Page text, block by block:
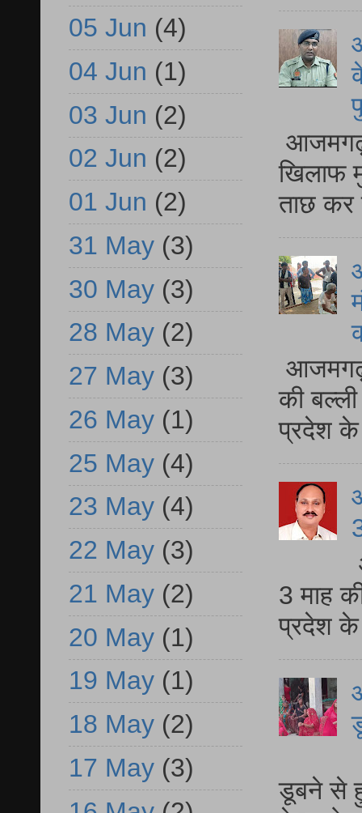
आजमगढ़
खिलाफ
ताछ कर
आजमगढ़
की
प्रदेश
3 माह
प्रदेश
डूबने से
05 Jun (4)
04 Jun (1)
03 Jun (2)
02 Jun (2)
01 Jun (2)
31 May (3)
30 May (3)
28 May (2)
27 May (3)
26 May (1)
25 May (4)
23 May (4)
22 May (3)
21 May (2)
20 May (1)
19 May (1)
18 May (2)
17 May (3)